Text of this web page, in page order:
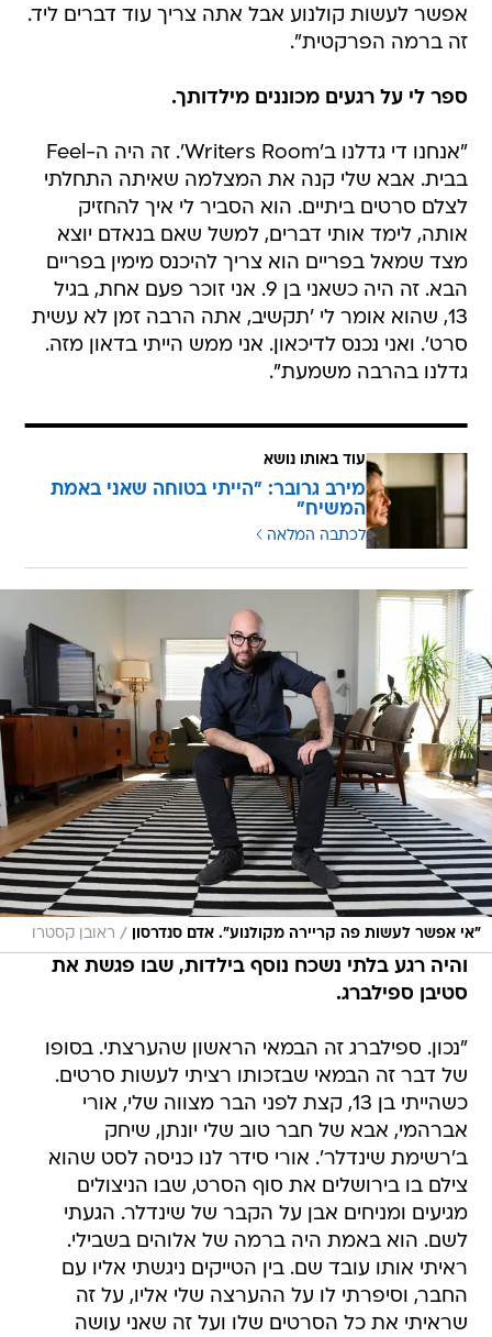
אפשר לעשות קולנוע אבל אתה צריך עוד דברים ליד.
זה ברמה הפרקטית".
ספר לי על רגעים מכוננים מילדותך.
"אנחנו די גדלנו ב'Writers Room'. זה היה ה-Feel
בבית. אבא שלי קנה את המצלמה שאיתה התחלתי
לצלם סרטים ביתיים. הוא הסביר לי איך להחזיק
אותה, לימד אותי דברים, למשל שאם בנאדם יוצא
מצד שמאל בפריים הוא צריך להיכנס מימין בפריים
הבא. זה היה כשאני בן 9. אני זוכר פעם אחת, בגיל
13, שהוא אומר לי 'תקשיב, אתה הרבה זמן לא עשית
סרט'. ואני נכנס לדיכאון. אני ממש הייתי בדאון מזה.
גדלנו בהרבה משמעת".
עוד באותו נושא
מירב גרובר: "הייתי בטוחה שאני באמת
המשיח"
לכתבה המלאה
"אי אפשר לעשות פה קריירה מקולנוע". אדם סנדרסון / ראובן קסטרו
והיה רגע בלתי נשכח נוסף בילדות, שבו פגשת את
סטיבן ספילברג.
"נכון. ספילברג זה הבמאי הראשון שהערצתי. בסופו
של דבר זה הבמאי שבזכותו רציתי לעשות סרטים.
כשהייתי בן 13, קצת לפני הבר מצווה שלי, אורי
אברהמי, אבא של חבר טוב שלי יונתן, שיחק
ב'רשימת שינדלר'. אורי סידר לנו כניסה לסט שהוא
צילם בו בירושלים את סוף הסרט, שבו הניצולים
מגיעים ומניחים אבן על הקבר של שינדלר. הגעתי
לשם. הוא באמת היה ברמה של אלוהים בשבילי.
ראיתי אותו עובד שם. בין הטייקים ניגשתי אליו עם
החבר, וסיפרתי לו על ההערצה שלי אליו, על זה
שראיתי את כל הסרטים שלו ועל זה שאני עושה